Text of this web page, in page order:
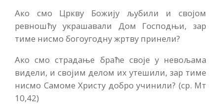
Ако смо Цркву Божију љубили и својом
ревношћу украшавали Дом Господњи, зар
тиме нисмо богоугодну жртву принели?
Ако смо страдање браће своје у невољама
видели, и својим делом их утешили, зар тиме
нисмо Самоме Христу добро учинили? (ср. Мт
10,42)